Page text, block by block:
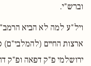
וברש"י.
ויל"ע למה לא הביא
ארצות החיים (להמלבי"ם)
ירושלמי פ"ק דפאה ופ"ק